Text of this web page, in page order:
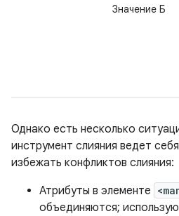
Значение Б
Однако есть несколько
инструмент слияния ведет
избежать конфликтов слияния:
Атрибуты в элементе
объединяются;